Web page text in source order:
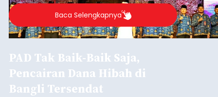
Baca Selengkapnya
PAD Tak Baik-Baik Saja,
Pencairan Dana Hibah di
Bangli Tersendat